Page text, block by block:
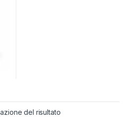
Le opzioni possono essere
del risultato